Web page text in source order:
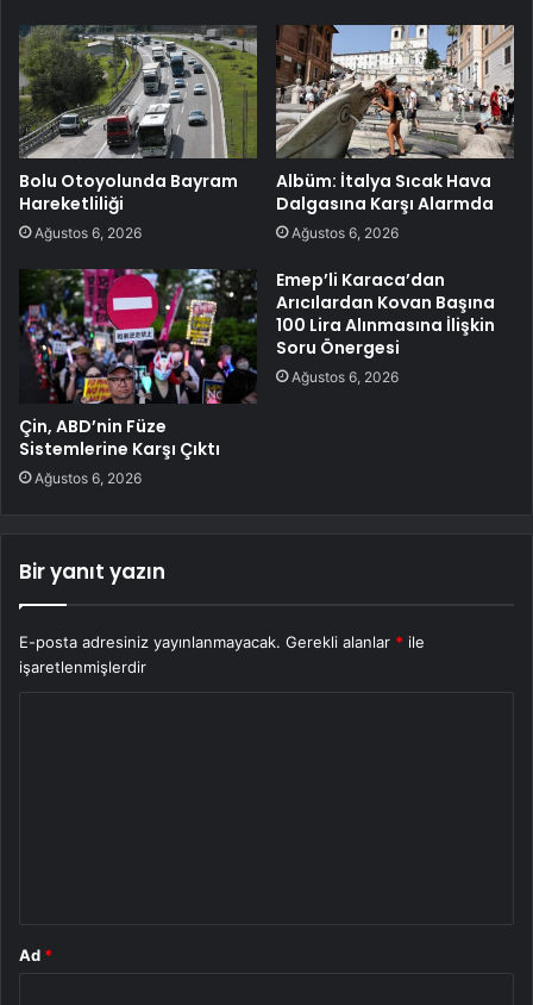
Bolu Otoyolunda Bayram
Hareketliliği
Ağustos 6, 2026
Albüm: İtalya Sıcak Hava
Dalgasına Karşı Alarmda
Ağustos 6, 2026
Çin, ABD’nin Füze
Sistemlerine Karşı Çıktı
Ağustos 6, 2026
Emep’li Karaca’dan
Arıcılardan Kovan Başına
100 Lira Alınmasına İlişkin
Soru Önergesi
Ağustos 6, 2026
Bir yanıt yazın
E-posta adresiniz yayınlanmayacak. Gerekli alanlar * ile
işaretlenmişlerdir
Ad *